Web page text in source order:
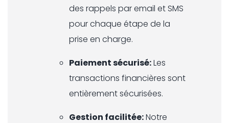
des rappels par email et SMS
pour chaque étape de la
prise en charge.
Paiement sécurisé:Les
transactions financières sont
entièrement sécurisées.
Gestion facilitée:Notre